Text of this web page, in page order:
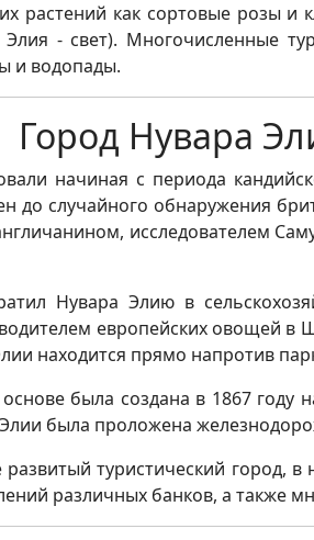
растений как сортовые розы и
Элия - свет). Многочисленные
и водопады.
Город Нувара
начиная с периода
до случайного обнаружения
исследователем
Нувара Элию в
европейских овощей в
находится прямо напротив
была создана в 1867
была проложена
туристический город,
различных банков, а также